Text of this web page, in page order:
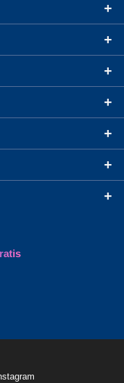
+
+
+
+
+
+
+